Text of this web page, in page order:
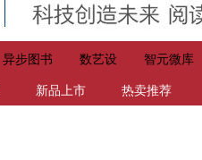
异步图书 数艺设 智元微库
新品上市 热卖推荐